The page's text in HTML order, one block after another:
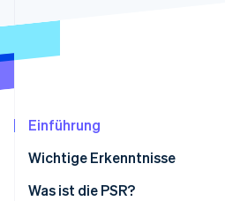
Identity
Online-Identitätsprüfung
Einführung
Wichtige Erkenntnisse
Was ist die PSR?